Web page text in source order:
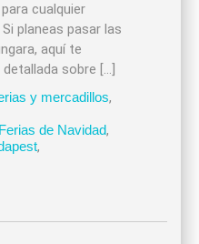
cualquier
planeas pasar las
aquí te
sobre […]
y mercadillos,
Ferias de Navidad,
,